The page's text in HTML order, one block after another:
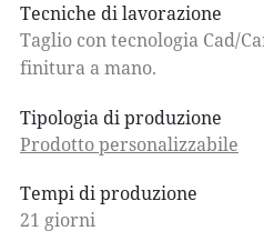
Tecniche di lavorazione
Taglio con tecnologia Cad/
finitura a mano.
Tipologia di produzione
Prodotto personalizzabile
Tempi di produzione
21 giorni